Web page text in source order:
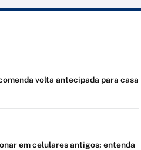
volta antecipada para casa
em celulares antigos; entenda